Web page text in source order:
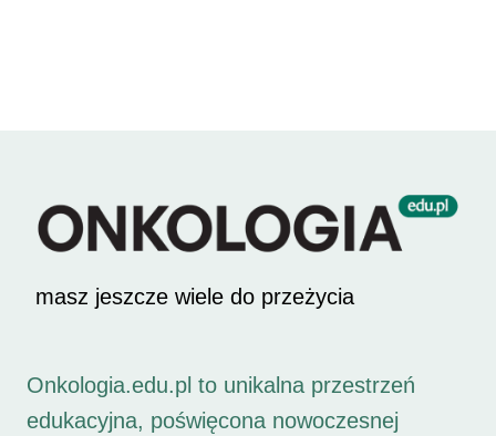
masz jeszcze wiele do przeżycia
Onkologia.edu.pl to unikalna przestrzeń
edukacyjna, poświęcona nowoczesnej